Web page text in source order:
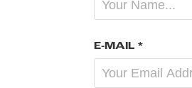
E-MAIL *